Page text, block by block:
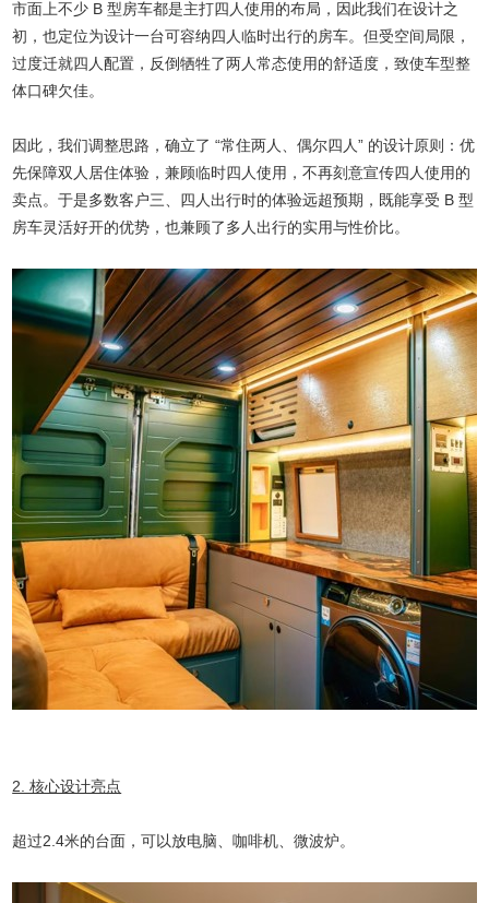
市面上不少 B 型房车都是主打四人使用的布局，因此我们在设计之
初，也定位为设计一台可容纳四人临时出行的房车。但受空间局限，
过度迁就四人配置，反倒牺牲了两人常态使用的舒适度，致使车型整
体口碑欠佳。
因此，我们调整思路，确立了 “常住两人、偶尔四人” 的设计原则：优
先保障双人居住体验，兼顾临时四人使用，不再刻意宣传四人使用的
卖点。于是多数客户三、四人出行时的体验远超预期，既能享受 B 型
房车灵活好开的优势，也兼顾了多人出行的实用与性价比。
2. 核心设计亮点
超过2.4米的台面，可以放电脑、咖啡机、微波炉。